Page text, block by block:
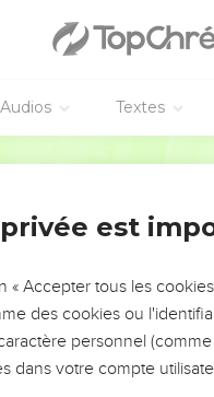
Audios Textes
DE L’ANNÉE !
?
leur foi ou leur vision.
traversés, alors même que ce
est
« Accepter tous les
des cookies ou
personnel
dans votre compte